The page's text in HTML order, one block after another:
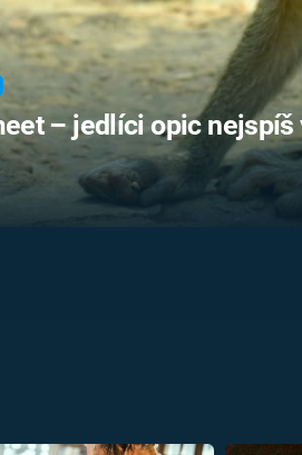
RODINA
– jedlíci opic